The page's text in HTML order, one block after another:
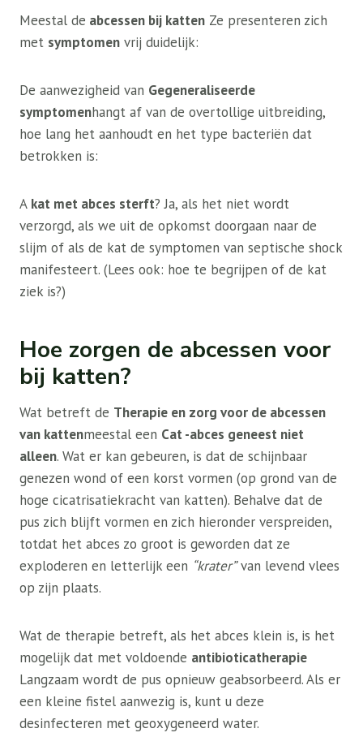
Meestal de abcessen bij katten Ze presenteren zich
met symptomen vrij duidelijk:
De aanwezigheid van Gegeneraliseerde
symptomenhangt af van de overtollige uitbreiding,
hoe lang het aanhoudt en het type bacteriën dat
betrokken is:
A kat met abces sterft? Ja, als het niet wordt
verzorgd, als we uit de opkomst doorgaan naar de
slijm of als de kat de symptomen van septische shock
manifesteert. (Lees ook: hoe te begrijpen of de kat
ziek is?)
Hoe zorgen de abcessen voor
bij katten?
Wat betreft de Therapie en zorg voor de abcessen
van kattenmeestal een Cat -abces geneest niet
alleen. Wat er kan gebeuren, is dat de schijnbaar
genezen wond of een korst vormen (op grond van de
hoge cicatrisatiekracht van katten). Behalve dat de
pus zich blijft vormen en zich hieronder verspreiden,
totdat het abces zo groot is geworden dat ze
exploderen en letterlijk een “krater”van levend vlees
op zijn plaats.
Wat de therapie betreft, als het abces klein is, is het
mogelijk dat met voldoende antibioticatherapie
Langzaam wordt de pus opnieuw geabsorbeerd. Als er
een kleine fistel aanwezig is, kunt u deze
desinfecteren met geoxygeneerd water.